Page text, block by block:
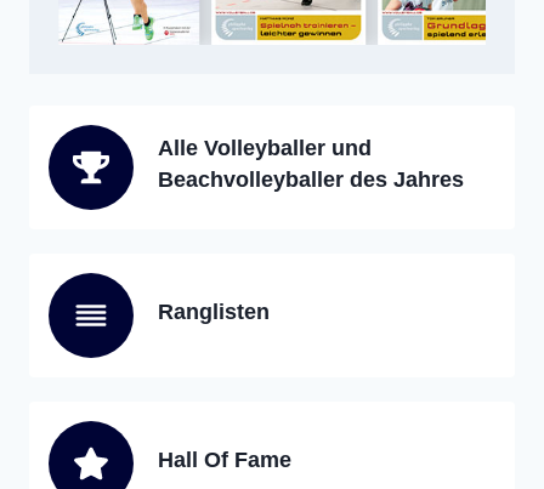
Alle Volleyballer und
Beachvolleyballer des Jahres
Ranglisten
Hall Of Fame